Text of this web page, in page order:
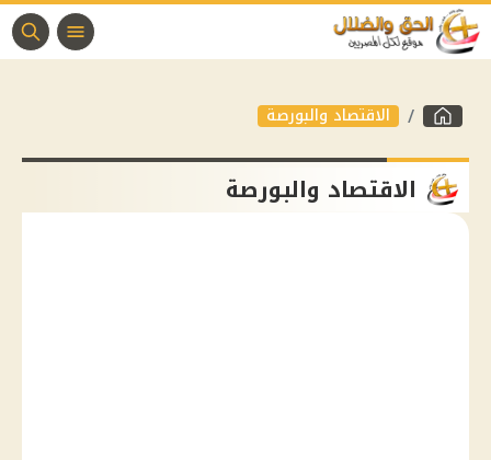
الاقتصاد والبورصة
الاقتصاد والبورصة